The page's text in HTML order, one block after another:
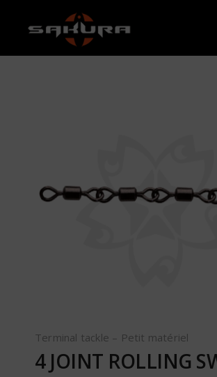
Terminal tackle – Petit matériel
4 JOINT ROLLING